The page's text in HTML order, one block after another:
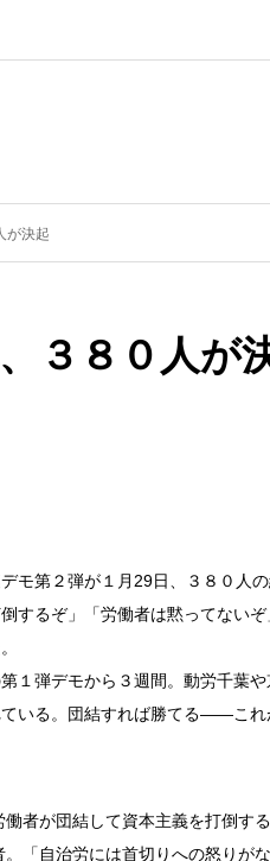
が決起
３８０人が
モ第２弾が１月29日、３８０人
するぞ」「労働者は黙ってない
１弾デモから３週間。動労千葉
いる。団結すれば勝てる――これ
者が団結して資本主義を打倒す
「自治労には首切りへの怒りが